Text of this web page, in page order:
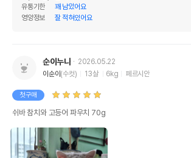
유통기한
꽤 남았어요
영양정보
잘 적혀있어요
순이누나
2026.05.22
이순이(수컷) 13살 6kg 페르시안
첫구매
쉬바 참치와 고등어 파우치 70g